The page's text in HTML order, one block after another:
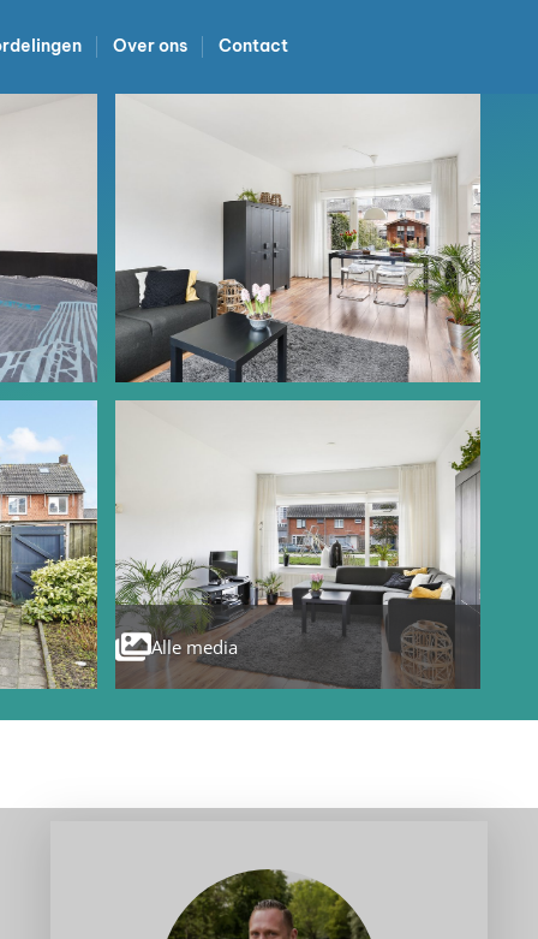
Over ons Contact
Alle media